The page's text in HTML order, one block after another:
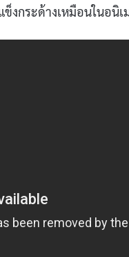
งกระด้างเหมือนในอนิเ